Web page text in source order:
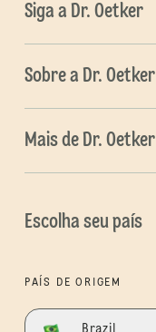
Siga a Dr. Oetker
Sobre a Dr. Oetker
Mais de Dr. Oetker
Escolha seu país
PAÍS DE ORIGEM